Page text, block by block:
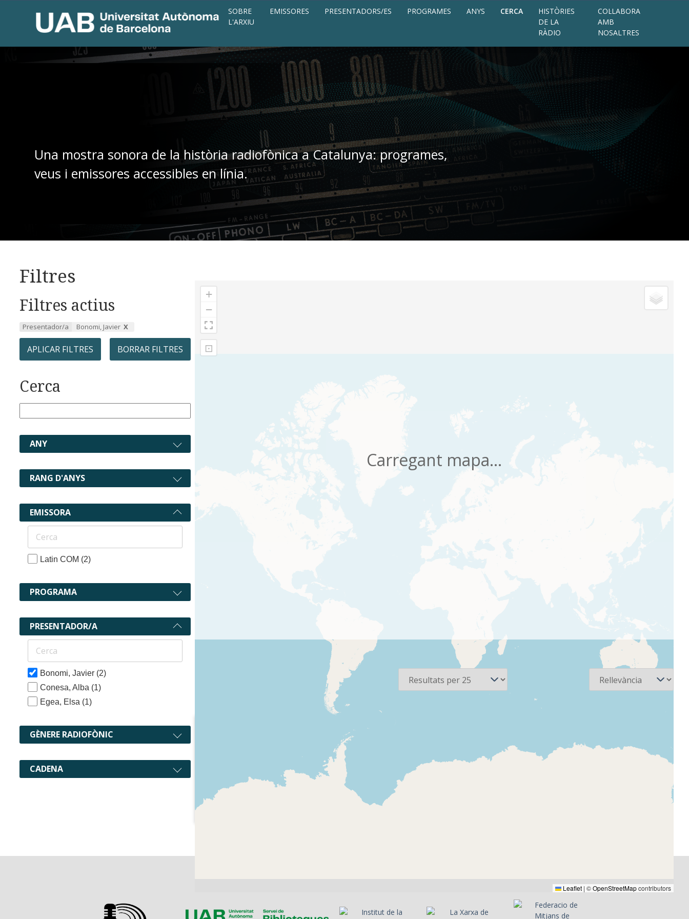
SOBRE
L'ARXIU
EMISSORES PRESENTADORS/ES PROGRAMES ANYS CERCA
HISTÒRIES
DE LA
RÀDIO
COL·LABORA
AMB
NOSALTRES
Una mostra sonora de la història radiofònica a Catalunya: programes,
veus i emissores accessibles en línia.
Filtres
Filtres actius
Presentador/a Bonomi, Javier
APLICAR FILTRES BORRAR FILTRES
Cerca
ANY
RANG D'ANYS
EMISSORA
Latin COM (2)
PROGRAMA
PRESENTADOR/A
Bonomi, Javier (2)
Conesa, Alba (1)
Egea, Elsa (1)
GÈNERE RADIOFÒNIC
CADENA
+
−
⊡
Leaflet | ©OpenStreetMapcontributors
Carregant mapa...
Ordena
Careta del programa
fet per la Federació
d'Entitats
Careta, presentació i